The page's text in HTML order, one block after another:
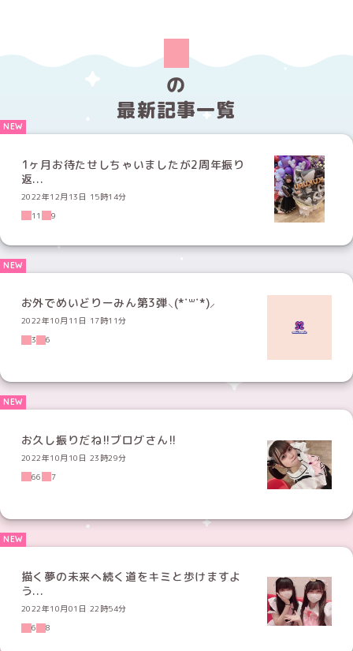
の
最新記事一覧
1ヶ月お待たせしちゃいましたが2周年振り
返...
2022年12月13日 15時14分
11
9
お外でめいどりーみん第3弾⸜(*˙꒳˙*)⸝
2022年10月11日 17時11分
3
6
お久し振りだね!!ブログさん!!
2022年10月10日 23時29分
66
7
描く夢の未来へ続く道をキミと歩けますよ
う...
2022年10月01日 22時54分
6
8